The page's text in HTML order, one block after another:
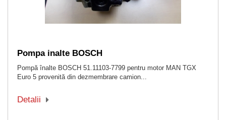
Pompa inalte BOSCH
Pompă înalte BOSCH 51.11103-7799 pentru motor MAN TGX
Euro 5 provenită din dezmembrare camion...
Detalii